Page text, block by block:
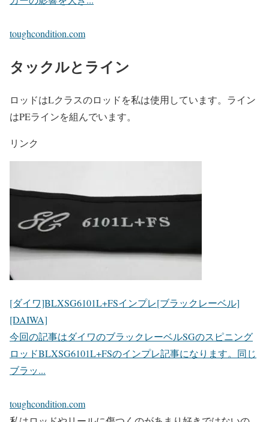
toughcondition.com
タックルとライン
ロッドはLクラスのロッドを私は使用しています。ライン
はPEラインを組んでいます。
リンク
[ダイワ]BLXSG6101L+FSインプレ[ブラックレーベル]
[DAIWA]
今回の記事はダイワのブラックレーベルSGのスピニング
ロッドBLXSG6101L+FSのインプレ記事になります。同じ
ブラッ...
toughcondition.com